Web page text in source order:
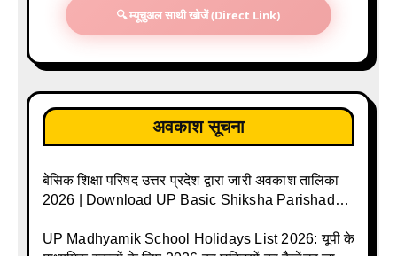
🔍 म्यूचुअल साथी खोजें (Direct Link)
अवकाश सूचना
बेसिक शिक्षा परिषद उत्तर प्रदेश द्वारा जारी अवकाश तालिका
2026 | Download UP Basic Shiksha Parishad
Basic School Avkash Talika UP 2026 | UP Basic
UP Madhyamik School Holidays List 2026: यूपी के